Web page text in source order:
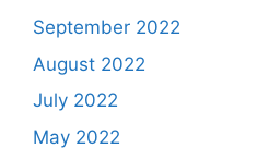
September 2022
August 2022
July 2022
May 2022